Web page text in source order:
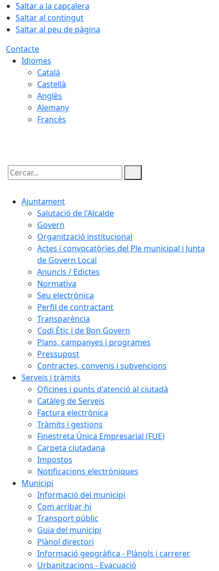
Saltar a la capçalera
Saltar al contingut
Saltar al peu de pàgina
Contacte
Idiomes
Català
Castellà
Anglès
Alemany
Francès
Cercar:
Ajuntament
Salutació de l'Alcalde
Govern
Organització institucional
Actes i convocatòries del Ple municipal i Junta
de Govern Local
Anuncis / Edictes
Normativa
Seu electrònica
Perfil de contractant
Transparència
Codi Ètic i de Bon Govern
Plans, campanyes i programes
Pressupost
Contractes, convenis i subvencions
Serveis i tràmits
Oficines i punts d'atenció al ciutadà
Catàleg de Serveis
Factura electrònica
Tràmits i gestions
Finestreta Única Empresarial (FUE)
Carpeta ciutadana
Impostos
Notificacions electròniques
Municipi
Informació del municipi
Com arribar-hi
Transport públic
Guia del municipi
Plànol directori
Informació geogràfica - Plànols i carrerer
Urbanitzacions - Evacuació